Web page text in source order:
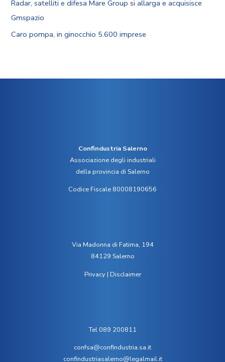
Radar, satelliti e difesa Mare Group si allarga e acquisisce
Gmspazio
Caro pompa, in ginocchio 5.600 imprese
Confindustria Salerno
Associazione degli industriali
della provincia di Salerno
Codice Fiscale 80008190656
Via Madonna di Fatima, 194
84129 Salerno
Privacy| Disclaimer
Tel 089 200811
confsa@confindustria.sa.it
confindustriasalerno@legalmail.it